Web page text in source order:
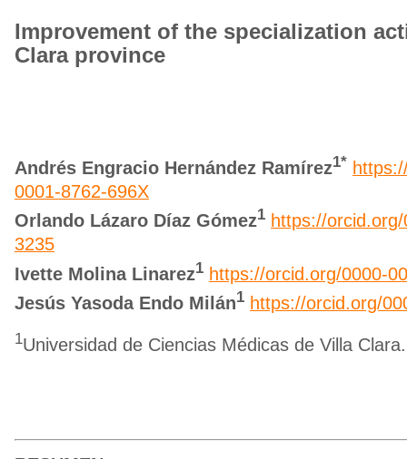
Improvement of the specialization
Clara province
Andrés Engracio Hernández Ramírez1*
0001-8762-696X
Orlando Lázaro Díaz Gómez1 https://
3235
Ivette Molina Linarez1 https://orcid.org/0000-
Jesús Yasoda Endo Milán1 https://orcid.org/
1Universidad de Ciencias Médicas de Villa